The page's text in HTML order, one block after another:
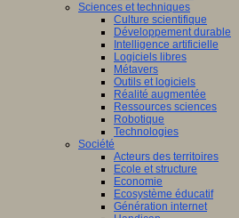
Sciences et techniques
Culture scientifique
Développement durable
Intelligence artificielle
Logiciels libres
Métavers
Outils et logiciels
Réalité augmentée
Ressources sciences
Robotique
Technologies
Société
Acteurs des territoires
Ecole et structure
Economie
Ecosystème éducatif
Génération internet